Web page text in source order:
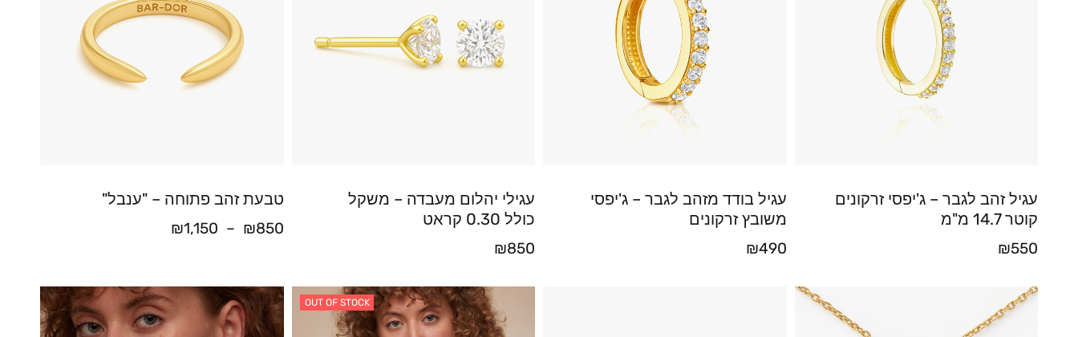
עגיל זהב לגבר – ג'יפסי זרקונים
קוטר 14.7 מ"מ
₪550
עגיל בודד מזהב לגבר – ג'יפסי
משובץ זרקונים
₪490
עגילי יהלום מעבדה – משקל
כולל 0.30 קראט
₪850
טבעת זהב פתוחה – "ענבל"
₪850
–
₪1,150
OUT OF STOCK